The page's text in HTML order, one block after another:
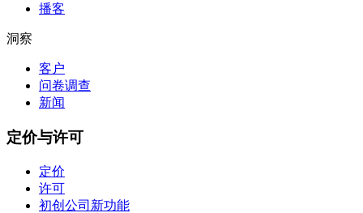
播客
洞察
客户
问卷调查
新闻
定价与许可
定价
许可
初创公司 新功能